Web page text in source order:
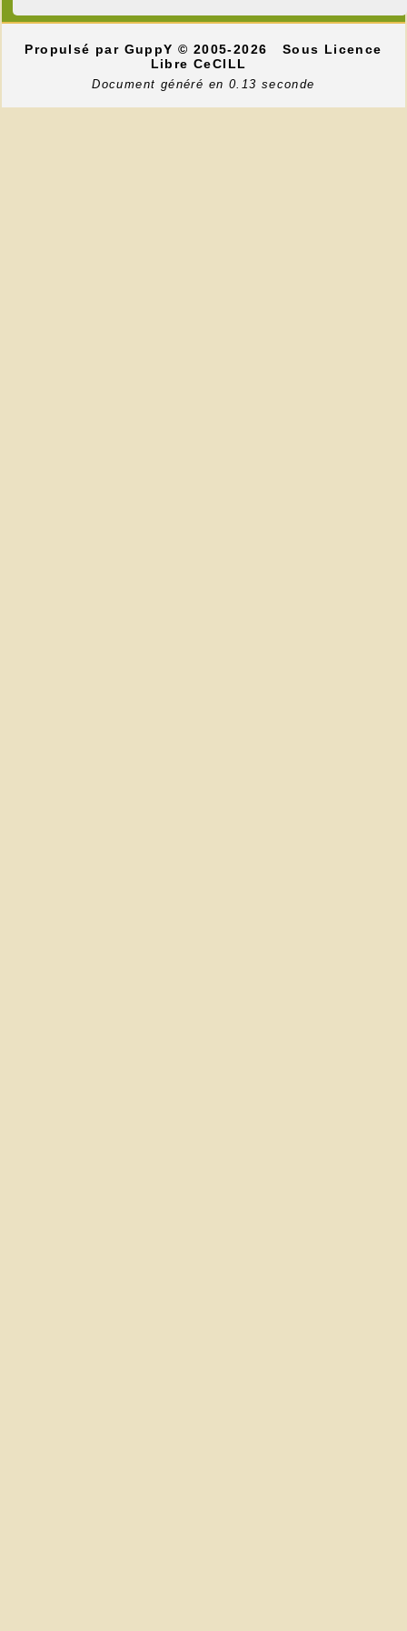
Propulsé par GuppY© 2005-2026
Sous Licence
Libre CeCILL
Document généré en 0.13 seconde